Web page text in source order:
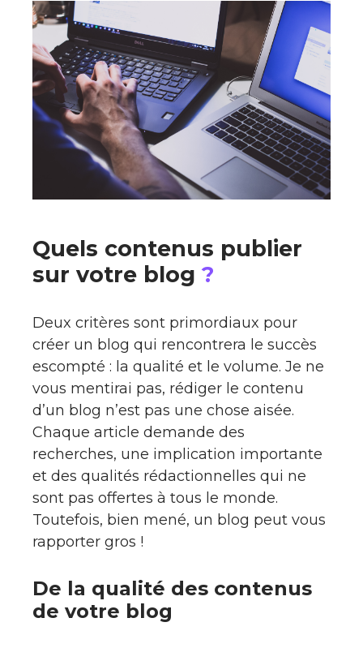
Quels contenus publier
sur votre blog ?
Deux critères sont primordiaux pour
créer un blog qui rencontrera le succès
escompté : la qualité et le volume. Je ne
vous mentirai pas, rédiger le contenu
d’un blog n’est pas une chose aisée.
Chaque article demande des
recherches, une implication importante
et des qualités rédactionnelles qui ne
sont pas offertes à tous le monde.
Toutefois, bien mené, un blog peut vous
rapporter gros !
De la qualité des contenus
de votre blog